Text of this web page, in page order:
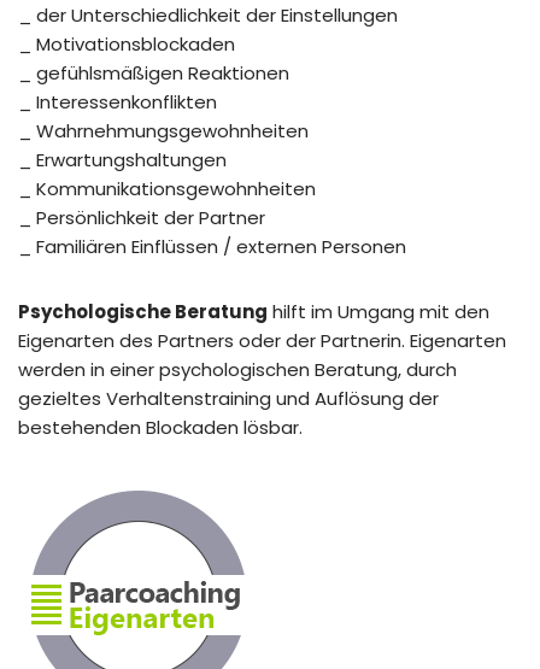
_ der Unterschiedlichkeit der Einstellungen
_ Motivationsblockaden
_ gefühlsmäßigen Reaktionen
_ Interessenkonflikten
_ Wahrnehmungsgewohnheiten
_ Erwartungshaltungen
_ Kommunikationsgewohnheiten
_ Persönlichkeit der Partner
_ Familiären Einflüssen / externen Personen
Psychologische Beratung hilft im Umgang mit den
Eigenarten des Partners oder der Partnerin. Eigenarten
werden in einer psychologischen Beratung, durch
gezieltes Verhaltenstraining und Auflösung der
bestehenden Blockaden lösbar.